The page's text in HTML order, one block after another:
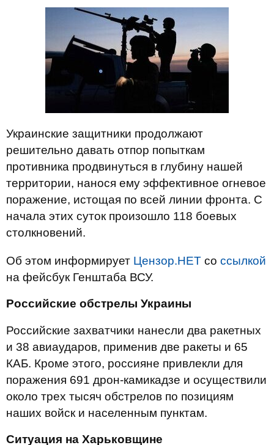
Украинские защитники продолжают
решительно давать отпор попыткам
противника продвинуться в глубину нашей
территории, нанося ему эффективное огневое
поражение, истощая по всей линии фронта. С
начала этих суток произошло 118 боевых
столкновений.
Об этом информирует Цензор.НЕТ со ссылкой
на фейсбук Генштаба ВСУ.
Российские обстрелы Украины
Российские захватчики нанесли два ракетных
и 38 авиаударов, применив две ракеты и 65
КАБ. Кроме этого, россияне привлекли для
поражения 691 дрон-камикадзе и осуществили
около трех тысяч обстрелов по позициям
наших войск и населенным пунктам.
Ситуация на Харьковщине